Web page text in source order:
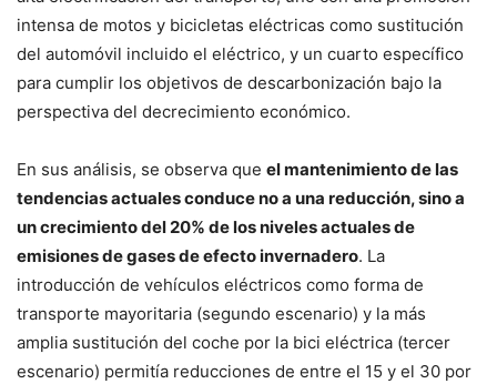
intensa de motos y bicicletas eléctricas como sustitución
del automóvil incluido el eléctrico, y un cuarto específico
para cumplir los objetivos de descarbonización bajo la
perspectiva del decrecimiento económico.
En sus análisis, se observa que el mantenimiento de las
tendencias actuales conduce no a una reducción, sino a
un crecimiento del 20% de los niveles actuales de
emisiones de gases de efecto invernadero. La
introducción de vehículos eléctricos como forma de
transporte mayoritaria (segundo escenario) y la más
amplia sustitución del coche por la bici eléctrica (tercer
escenario) permitía reducciones de entre el 15 y el 30 por